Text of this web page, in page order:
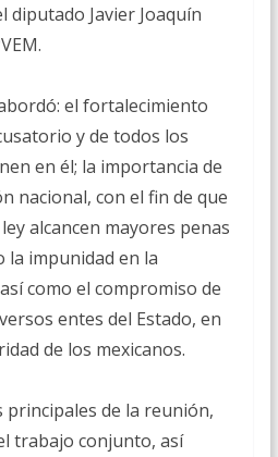
diputado Javier Joaquín
el fortalecimiento
y de todos los
en él; la importancia de
nacional, con el fin de que
alcancen mayores penas
la impunidad en la
como el compromiso de
entes del Estado, en
de los mexicanos.
principales de la reunión,
trabajo conjunto, así